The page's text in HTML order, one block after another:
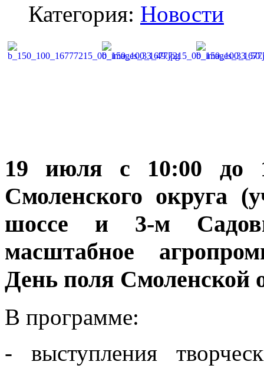
Категория: Новости
19 июля с 10:00 до
Смоленского округа
шоссе и 3-м
масштабное
День поля Смоленской
В программе:
- выступления